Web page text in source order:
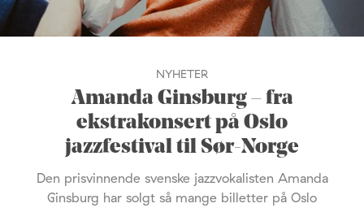
NYHETER
Amanda Ginsburg – fra
ekstrakonsert på Oslo
jazzfestival til Sør-Norge
Den prisvinnende svenske jazzvokalisten Amanda
Ginsburg har solgt så mange billetter på Oslo